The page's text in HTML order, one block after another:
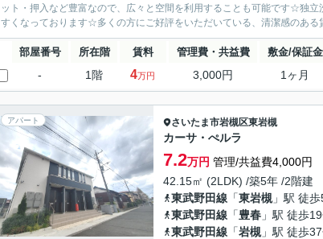
ット・押入など豊富なので、広々と空間を利用することも可能です☆独
すくなっております☆多くの方にご好評をいただいている、清潔感のあ
部屋番号 所在階 賃料 管理費・共益費 敷金/保証金
- 1階 4万円 3,000円 1ヶ月
アパート さいたま市岩槻区東岩槻
カーサ・ぺルラ
7.2万円 管理/共益費4,000円
42.15㎡ (2LDK) /築5年 /2階建
東武野田線 「東岩槻 」駅 徒
東武野田線 「豊春 」駅 徒歩
東武野田線 「岩槻 」駅 徒歩